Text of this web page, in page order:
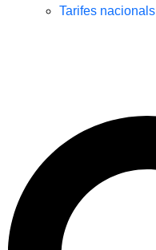
Tarifes nacionals